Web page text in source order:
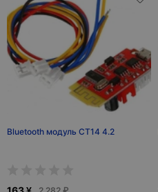
Bluetooth модуль CT14 4.2